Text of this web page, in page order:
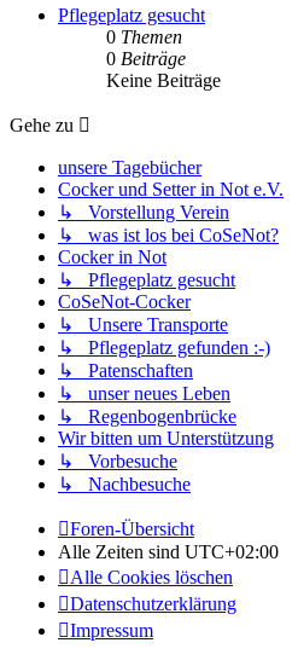
Pflegeplatz gesucht
0 Themen
0 Beiträge
Keine Beiträge
Gehe zu
unsere Tagebücher
Cocker und Setter in Not e.V.
↳ Vorstellung Verein
↳ was ist los bei CoSeNot?
Cocker in Not
↳ Pflegeplatz gesucht
CoSeNot-Cocker
↳ Unsere Transporte
↳ Pflegeplatz gefunden :-)
↳ Patenschaften
↳ unser neues Leben
↳ Regenbogenbrücke
Wir bitten um Unterstützung
↳ Vorbesuche
↳ Nachbesuche
Foren-Übersicht
Alle Zeiten sind UTC+02:00
Alle Cookies löschen
Datenschutzerklärung
Impressum